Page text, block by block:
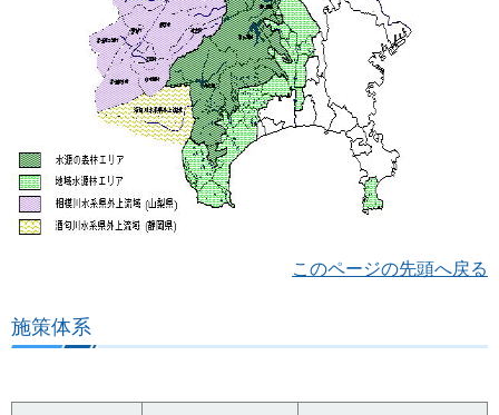
このページの先頭へ戻る
施策体系